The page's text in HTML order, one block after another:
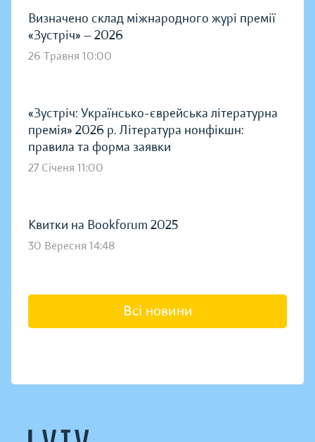
Визначено склад міжнародного журі премії
«Зустріч» — 2026
26 Травня 10:00
«Зустріч: Українсько-єврейська літературна
премія» 2026 р. Література нонфікшн:
правила та форма заявки
27 Січеня 11:00
Квитки на Bookforum 2025
30 Вересня 14:48
Всі новини